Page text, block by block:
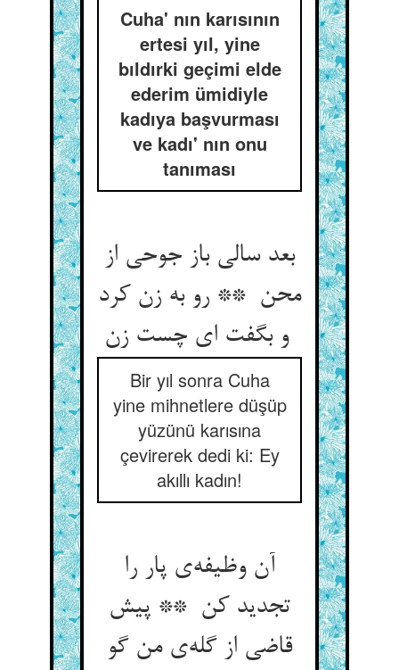
Cuha' nın karısının
ertesi yıl, yine
bıldırki geçimi elde
ederim ümidiyle
kadıya başvurması
ve kadı' nın onu
tanıması
بعد سالی باز جوحی از
محن ** رو به زن کرد
و بگفت ای چست زن
Bir yıl sonra Cuha
yine mihnetlere düşüp
yüzünü karısına
çevirerek dedi ki: Ey
akıllı kadın!
آن وظیفه‌ی پار را
تجدید کن ** پیش
قاضی از گله‌ی من گو